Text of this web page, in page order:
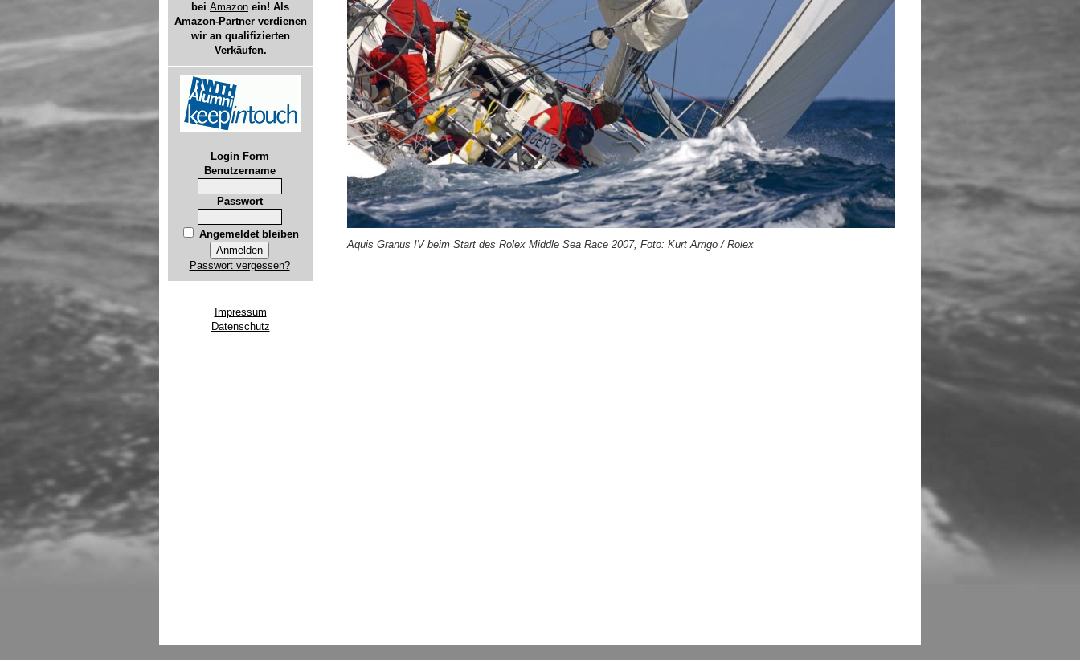
bei Amazon ein! Als
Amazon-Partner verdienen
wir an qualifizierten
Verkäufen.
Login Form
Benutzername
Passwort
Angemeldet bleiben
Passwort vergessen?
Impressum
Datenschutz
Aquis Granus IV beim Start des Rolex Middle Sea Race 2007, Foto: Kurt Arrigo / Rolex